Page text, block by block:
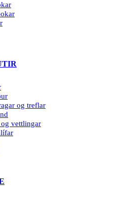
og treflar
vettlingar